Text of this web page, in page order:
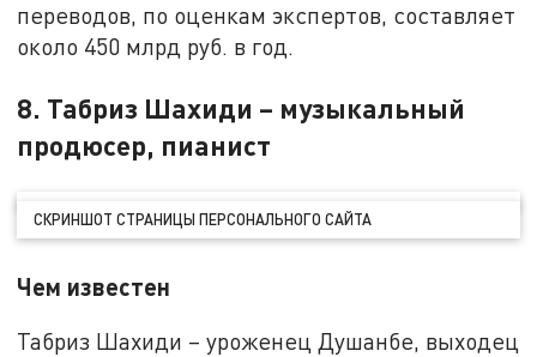
переводов, по оценкам экспертов, составляет
около 450 млрд руб. в год.
8. Табриз Шахиди – музыкальный
продюсер, пианист
СКРИНШОТ СТРАНИЦЫ ПЕРСОНАЛЬНОГО САЙТА
Чем известен
Табриз Шахиди – уроженец Душанбе, выходец